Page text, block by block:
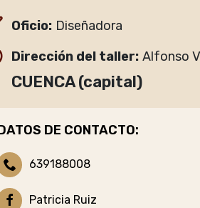
Oficio: Diseñadora
Dirección del taller Alfonso
CUENCA (capital)
DE CONTACTO:
639188008
Patricia Ruiz